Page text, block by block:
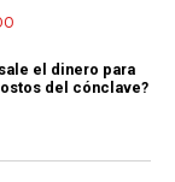
el dinero para
del cónclave?